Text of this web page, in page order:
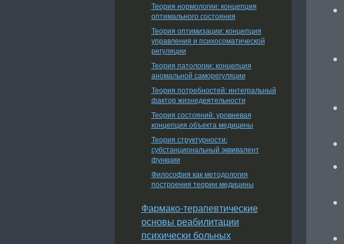
Теория нормологии: концепция
оптимального состояния
Теория оптимизации: концепция
управления и психосоматической
регуляции
Теория патологии: концепция
аномальной саморегуляции
Теория потребностей: интегральный
фактор жизнедеятельности
Теория состояний: уровневая
концепция объекта медицины
Теория структурности:
субстанциональный эквивалент
функции
Философия как методология
построения теории медицины
Фармако-терапевтические
основы реабилитации
психически больных